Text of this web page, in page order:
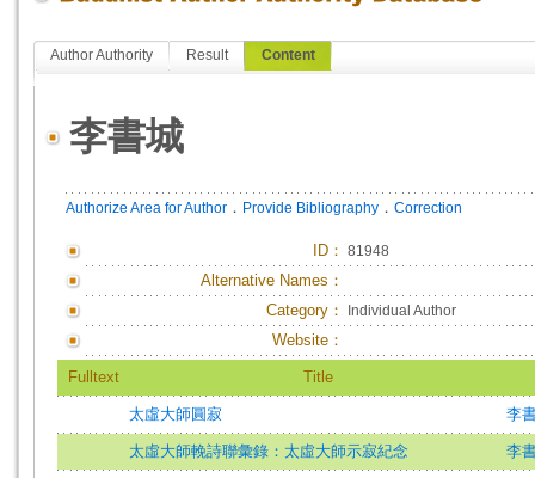
Author Authority Result Content
李書城
Authorize Area for Author ． Provide Bibliography ． Correction
ID ： 81948
Alternative Names：
Category：
Individual Author
Website：
Fulltext Title
太虛大師圓寂 李
太虛大師輓詩聯彙錄：太虛大師示寂紀念 李